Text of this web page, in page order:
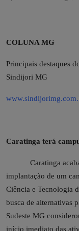
COLUNA MG
Principais destaques
Sindijori MG
Caratinga terá
Caratinga
implantação de um
Ciência e Tecnologia
busca de alternativas
Sudeste MG
início imediato das